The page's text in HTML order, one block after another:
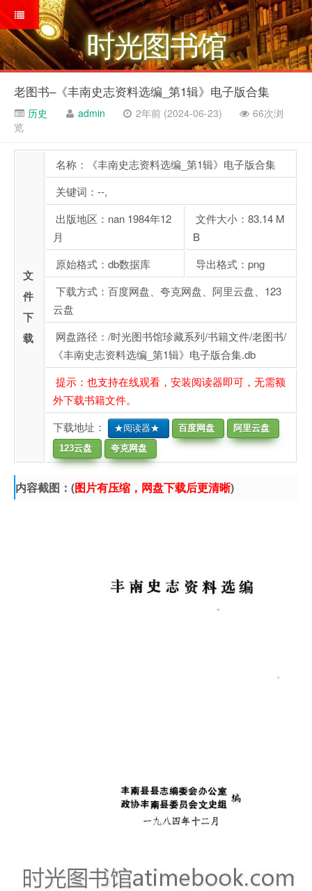
时光图书馆
老图书–《丰南史志资料选编_第1辑》电子版合集
历史 admin 2年前 (2024-06-23)
66次浏
览
文
件
下
载
名称：《丰南史志资料选编_第1辑》电子版合集
关键词：--,
出版地区：nan 1984年12
月
文件大小：83.14 M
B
原始格式：db数据库
导出格式：png
下载方式：百度网盘、夸克网盘、阿里云盘、123
云盘
网盘路径：/时光图书馆珍藏系列/书籍文件/老图书/
《丰南史志资料选编_第1辑》电子版合集.db
提示：也支持在线观看，安装阅读器即可，无需额
外下载书籍文件。
下载地址：
★阅读器★ 百度网盘
阿里云盘
123云盘
夸克网盘
内容截图：(图片有压缩，网盘下载后更清晰)